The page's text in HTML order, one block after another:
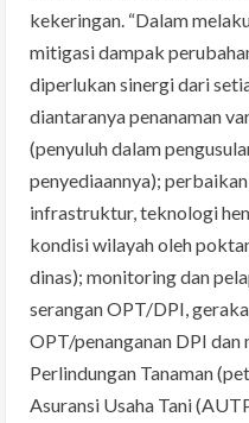
kekeringan. “Dalam
mitigasi dampak
diperlukan sinergi dari
diantaranya penanaman
(penyuluh dalam
penyediaannya);
infrastruktur, teknologi
kondisi wilayah oleh
dinas); monitoring dan
serangan OPT/DPI,
OPT/penanganan DPI
Perlindungan Tanaman
Asuransi Usaha Tani